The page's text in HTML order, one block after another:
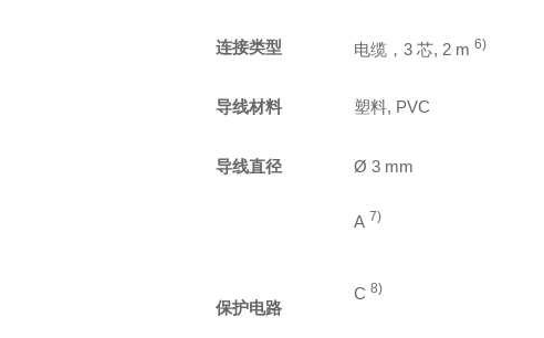
连接类型 电缆，3 芯, 2 m6)
导线材料 塑料, PVC
导线直径 Ø 3 mm
保护电路
A 7)
C8)